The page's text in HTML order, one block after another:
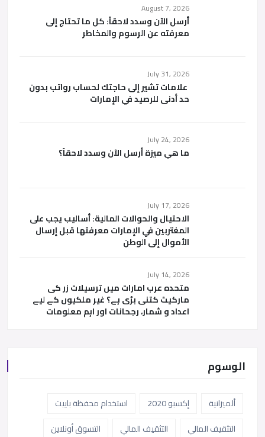
August 7, 2026
أرسل الآن وسدد لاحقاً: كل ما تحتاج إلى
معرفته عن الرسوم والمخاطر
July 31, 2026
علامات تشير إلى حاجتك لحساب رواتب بدون
حد أدنى للرصيد في الإمارات
July 24, 2026
ما هي ميزة أرسل الآن وسدد لاحقاً؟
July 17, 2026
الاحتيال والحوالات المالية: أساليب يجب على
المغتربين في الإمارات معرفتها قبل إرسال
الأموال إلى الوطن
July 14, 2026
متحدہ عرب امارات میں ترسیلات زر کی
مارکیٹ کتنی بڑی ہے؟ غیر ملکیوں کے لیے
اعداد و شمار، رجحانات اور اہم معلومات
الوسوم
ألميزانية إكسبو 2020
استخدام محفظة باييت
التثقيف المالي
التثقيف المالي
التسوق أونلاين